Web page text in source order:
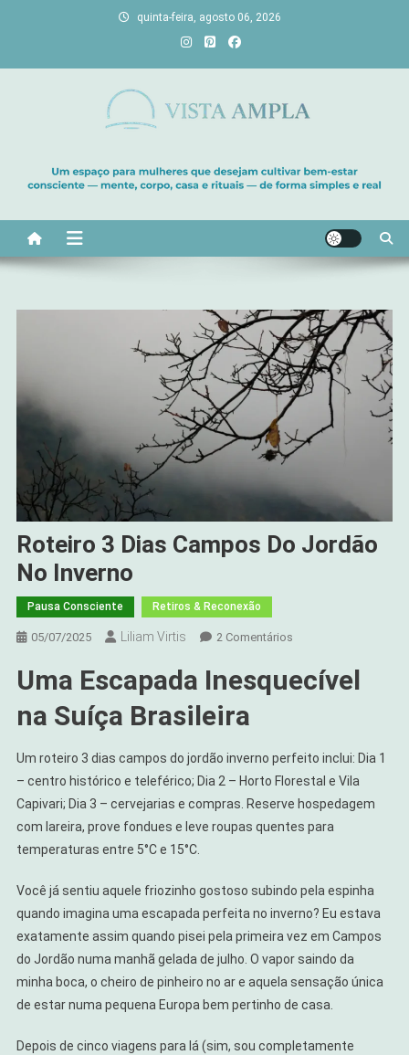
quinta-feira, agosto 06, 2026
bem-estar e encontre seu propósito. Inspiração diária para uma
vida com mais luz e significado!
Roteiro 3 Dias Campos Do Jordão
No Inverno
Pausa Consciente Retiros & Reconexão
05/07/2025 Liliam Virtis 2 ComentáriosEm
3
Jordão
No
Inverno
Uma Escapada Inesquecível
na Suíça Brasileira
Um roteiro 3 dias campos do jordão inverno perfeito inclui: Dia 1
– centro histórico e teleférico; Dia 2 – Horto Florestal e Vila
Capivari; Dia 3 – cervejarias e compras. Reserve hospedagem
com lareira, prove fondues e leve roupas quentes para
temperaturas entre 5°C e 15°C.
Você já sentiu aquele friozinho gostoso subindo pela espinha
quando imagina uma escapada perfeita no inverno? Eu estava
exatamente assim quando pisei pela primeira vez em Campos
do Jordão numa manhã gelada de julho. O vapor saindo da
minha boca, o cheiro de pinheiro no ar e aquela sensação única
de estar numa pequena Europa bem pertinho de casa.
Depois de cinco viagens para lá (sim, sou completamente